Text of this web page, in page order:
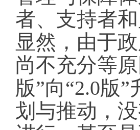
者、支持者和
显然，由于
尚不充分等
版”向“2.0版
划与推动，